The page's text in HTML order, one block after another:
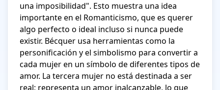
una imposibilidad". Esto muestra una idea
importante en el Romanticismo, que es querer
algo perfecto o ideal incluso si nunca puede
existir. Bécquer usa herramientas como la
personificación y el simbolismo para convertir a
cada mujer en un símbolo de diferentes tipos de
amor. La tercera mujer no está destinada a ser
real; representa un amor inalcanzable, lo que